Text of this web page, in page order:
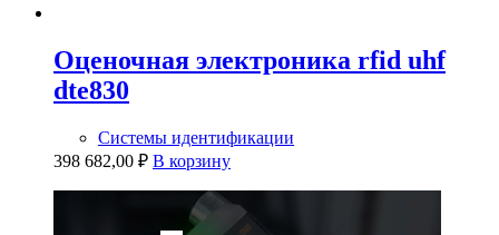
Оценочная электроника rfid uhf
dte830
Системы идентификации
398 682,00 ₽ В корзину